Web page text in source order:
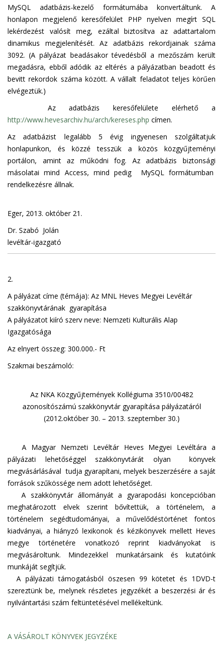
MySQL adatbázis-kezelő formátumába konvertáltunk. A
honlapon megjelenő keresőfelület PHP nyelven megírt SQL
lekérdezést valósít meg, ezáltal biztosítva az adattartalom
dinamikus megjelenítését. Az adatbázis rekordjainak száma
3092. (A pályázat beadásakor tévedésből a mezőszám került
megadásra, ebből adódik az eltérés a pályázatban beadott és
bevitt rekordok száma között. A vállalt feladatot teljes körűen
elvégeztük.)
Az adatbázis keresőfelülete elérhető a
http://www.hevesarchiv.hu/arch/kereses.php címen.
Az adatbázist legalább 5 évig ingyenesen szolgáltatjuk
honlapunkon, és közzé tesszük a közös közgyűjteményi
portálon, amint az működni fog. Az adatbázis biztonsági
másolatai mind Access, mind pedig MySQL formátumban
rendelkezésre állnak.
Eger, 2013. október 21.
Dr. Szabó Jolán
levéltár-igazgató
2.
A pályázat címe (témája): Az MNL Heves Megyei Levéltár
szakkönyvtárának gyarapítása
A pályázatot kiíró szerv neve: Nemzeti Kulturális Alap
Igazgatósága
Az elnyert összeg: 300.000.- Ft
Szakmai beszámoló:
Az NKA Közgyűjtemények Kollégiuma 3510/00482
azonosítószámú szakkönyvtár gyarapítása pályázatáról
(2012.október 30. – 2013. szeptember 30.)
A Magyar Nemzeti Levéltár Heves Megyei Levéltára a
pályázati lehetőséggel szakkönyvtárát olyan könyvek
megvásárlásával tudja gyarapítani, melyek beszerzésére a saját
források szűkössége nem adott lehetőséget.
A szakkönyvtár állományát a gyarapodási koncepcióban
meghatározott elvek szerint bővítettük, a történelem, a
történelem segédtudományai, a művelődéstörténet fontos
kiadványai, a hiányzó lexikonok és kézikönyvek mellett Heves
megye történetére vonatkozó reprint kiadványokat is
megvásároltunk. Mindezekkel munkatársaink és kutatóink
munkáját segítjük.
A pályázati támogatásból öszesen 99 kötetet és 1DVD-t
szereztünk be, melynek részletes jegyzékét a beszerzési ár és
nyilvántartási szám feltüntetésével mellékeltünk.
A VÁSÁROLT KÖNYVEK JEGYZÉKE